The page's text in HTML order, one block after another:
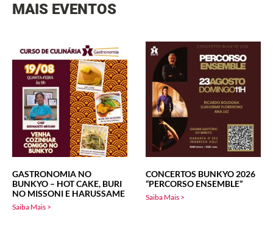
MAIS EVENTOS
GASTRONOMIA NO
BUNKYO – HOT CAKE, BURI
NO MISSONI E HARUSSAME
Saiba Mais >
CONCERTOS BUNKYO 2026
“PERCORSO ENSEMBLE”
Saiba Mais >